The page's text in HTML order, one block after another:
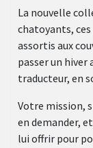
La nouvelle
chatoyants,
assortis aux
passer un hiver
traducteur, en
Votre mission,
en demander,
lui offrir pour